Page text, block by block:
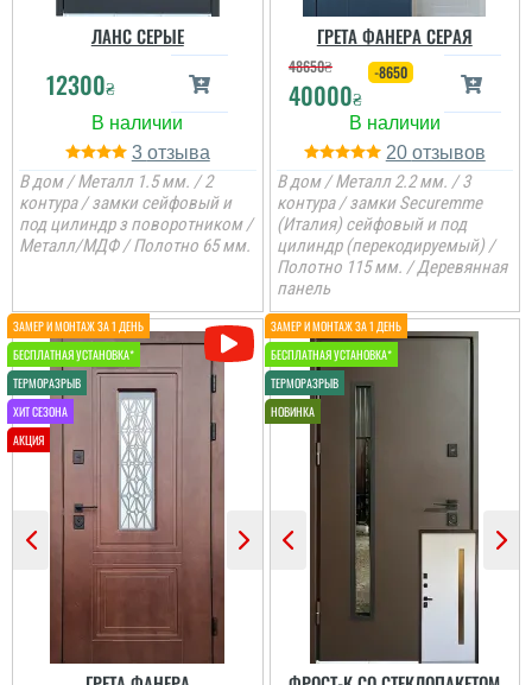
читати всі відгуки читати всі відгуки
Сподобався конструктив
та наповненням. Тут ж
стеродур+мінвата і
фольгоізол ну і
терморозрив. Хлопці
установщик професійні
...
читати всі відгуки
Класний дизайн,надійне
дерев'яне покриття,
хороші замки і метал,
гарно утеплені, дякую за
допомогу у виборі
дверей, все дуже
надійно....
ЛАНС СЕРЫЕ
12300₴
3
В дом / Металл 1.5 мм. / 2
контура / замки сейфовый и
под цилиндр з поворотником /
Металл/МДФ / Полотно 65 мм.
ГРЕТА ФАНЕРА СЕРАЯ
48650₴
40000₴
-8650
20
В дом / Металл 2.2 мм. / 3
контура / замки Securemme
(Италия) сейфовый и под
цилиндр (перекодируемый) /
Полотно 115 мм. / Деревянная
панель